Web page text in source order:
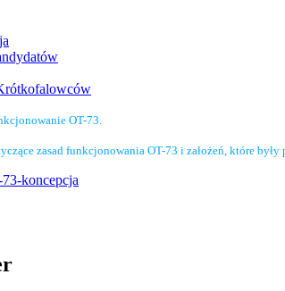
OT-73.
zasad funkcjonowania OT-73 i założeń, które
koncepcja